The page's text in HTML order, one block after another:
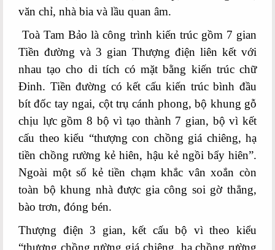
văn chỉ, nhà bia và lầu quan âm.
Toà Tam Bảo là công trình kiến trúc gồm 7 gian
Tiền đường và 3 gian Thượng điện liên kết với
nhau tạo cho di tích có mặt bằng kiến trúc chữ
Đinh. Tiền đường có kết cấu kiến trúc bình đầu
bít đốc tay ngai, cột trụ cánh phong, bộ khung gỗ
chịu lực gồm 8 bộ vì tạo thành 7 gian, bộ vì kết
cấu theo kiểu “thượng con chồng giá chiêng, hạ
tiền chồng rường kẻ hiên, hậu kẻ ngồi bẩy hiên”.
Ngoài một số kẻ tiền chạm khắc vân xoắn còn
toàn bộ khung nhà được gia công soi gờ thẳng,
bào trơn, đóng bén.
Thượng điện 3 gian, kết cấu bộ vì theo kiểu
“thượng chồng rường giá chiêng, hạ chồng rường